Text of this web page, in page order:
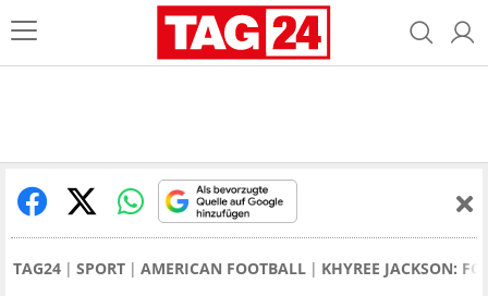
TAG24 SPORT AMERICAN FOOTBALL KHYREE JACKSON: